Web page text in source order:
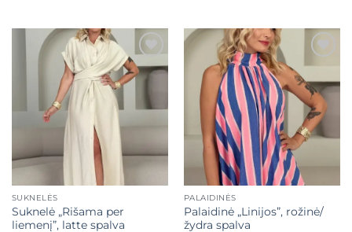
Mėgstamiausias
SUKNELĖS
Suknelė „Rišama per
liemenį”, latte spalva
Mėgstamiausias
PALAIDINĖS
Palaidinė „Linijos”, rožinė/
žydra spalva